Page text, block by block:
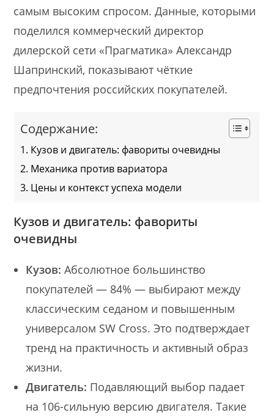
самым высоким спросом. Данные, которыми
поделился коммерческий директор
дилерской сети «Прагматика» Александр
Шапринский, показывают чёткие
предпочтения российских покупателей.
Содержание:
Кузов и двигатель: фавориты очевидны
Механика против вариатора
Цены и контекст успеха модели
Кузов и двигатель: фавориты
очевидны
Кузов: Абсолютное большинство
покупателей — 84% — выбирают между
классическим седаном и повышенным
универсалом SW Cross. Это подтверждает
тренд на практичность и активный образ
жизни.
Двигатель: Подавляющий выбор падает
на 106-сильную версию двигателя. Такие